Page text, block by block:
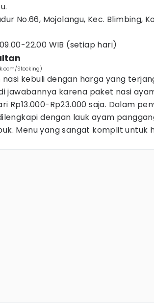
No.66, Mojolangu, Kec. Blimbing,
22.00 WIB (setiap hari)
Stocking)
nasi kebuli dengan harga yang
jawabannya karena paket nasi
Rp13.000-Rp23.000 saja. Dalam
dengan lauk ayam
Menu yang sangat komplit untuk